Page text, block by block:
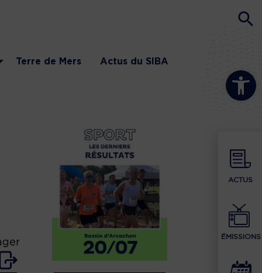
Ouvrir la
ACTUS
ÉMISSIONS
Terre de Mers Actus du SIBA